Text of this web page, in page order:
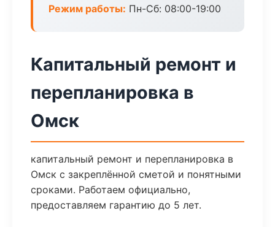
Режим работы: Пн-Сб: 08:00-19:00
Капитальный ремонт и
перепланировка в
Омск
капитальный ремонт и перепланировка в
Омск с закреплённой сметой и понятными
сроками. Работаем официально,
предоставляем гарантию до 5 лет.